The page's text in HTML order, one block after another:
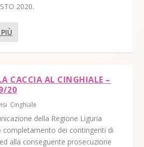
2020.
CACCIA AL CINGHIALE –
20
Cinghiale
della Regione Liguria
completamento dei contingenti di
alla conseguente prosecuzione